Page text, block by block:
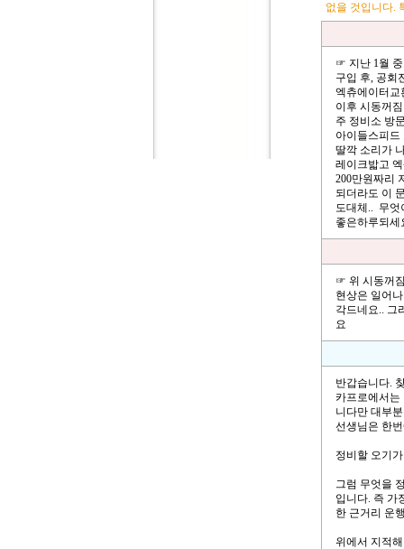
없을 것입니다.
☞ 지난 1월
구입 후, 공회
엑츄에이터교
이후 시동꺼
주 정비소 방
아이들스피
딸깍 소리가
레이크밟고
200만원짜리
되더라도 이
도대체.. 무
좋은하루되세
☞ 위 시동꺼
현상은 일어
각드네요.. 그
요
반갑습니다.
카프로에서는
니다만 대부
선생님은 한
정비할 오기
그럼 무엇을
입니다. 즉 가
한 근거리 운
위에서 지적